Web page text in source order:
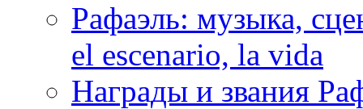
Рафаэль: музыка,
el escenario, la vida
Награды и звания